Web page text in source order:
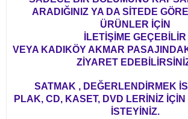
ARADIĞINIZ YA DA SİTEDE
ÜRÜNLER İÇİN
İLETİŞİME GEÇEBİLİR
VEYA KADIKÖY AKMAR
ZİYARET
SATMAK , DEĞERLENDİRMEK
PLAK, CD, KASET, DVD LERİNİZ
İSTEYİNİZ.